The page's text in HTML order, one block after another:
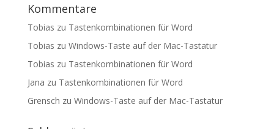
Kommentare
Tobias zu Tastenkombinationen für Word
Tobias zu Windows-Taste auf der Mac-Tastatur
Tobias zu Tastenkombinationen für Word
Jana zu Tastenkombinationen für Word
Grensch zu Windows-Taste auf der Mac-Tastatur